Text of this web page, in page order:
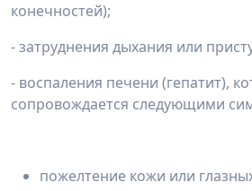
конечностей);
- затруднения дыхания или
- воспаления печени (гепатит),
сопровождается следующими
пожелтение кожи или